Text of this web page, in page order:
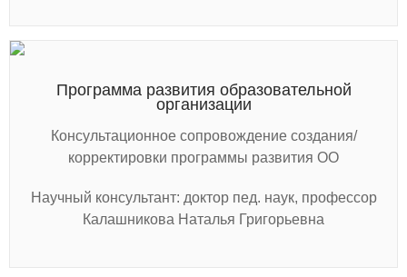
Программа развития образовательной
организации
Консультационное сопровождение создания/
корректировки программы развития ОО
Научный консультант: доктор пед. наук, профессор
Калашникова Наталья Григорьевна